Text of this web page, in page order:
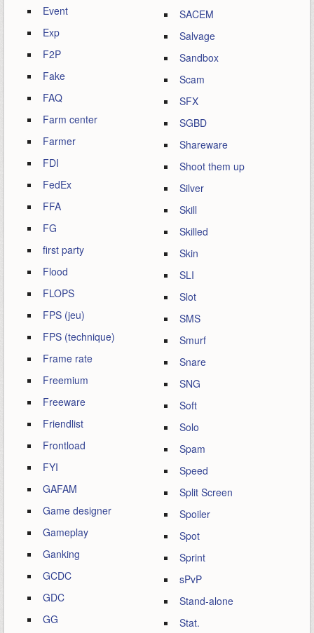
Event
Exp
F2P
Fake
FAQ
Farm center
Farmer
FDI
FedEx
FFA
FG
first party
Flood
FLOPS
FPS (jeu)
FPS (technique)
Frame rate
Freemium
Freeware
Friendlist
Frontload
FYI
GAFAM
Game designer
Gameplay
Ganking
GCDC
GDC
GG
SACEM
Salvage
Sandbox
Scam
SFX
SGBD
Shareware
Shoot them up
Silver
Skill
Skilled
Skin
SLI
Slot
SMS
Smurf
Snare
SNG
Soft
Solo
Spam
Speed
Split Screen
Spoiler
Spot
Sprint
sPvP
Stand-alone
Stat.